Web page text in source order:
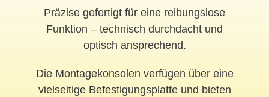
Präzise gefertigt für eine reibungslose
Funktion – technisch durchdacht und
optisch ansprechend.
Die Montagekonsolen verfügen über eine
vielseitige Befestigungsplatte und bieten